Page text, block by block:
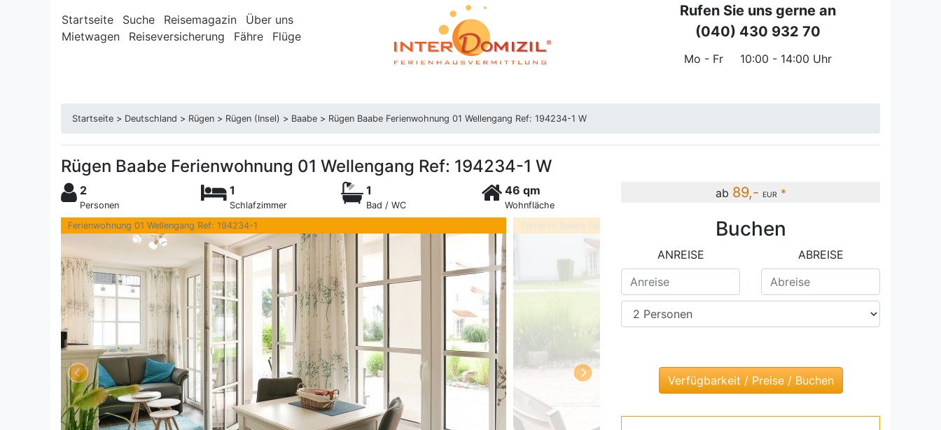
Startseite Suche Reisemagazin
Über uns
Mietwagen
Reiseversicherung Fähre Flüge
Rufen Sie uns gerne an
(040) 430 932 70
Mo - Fr 10:00 - 14:00 Uhr
Startseite > Deutschland > Rügen > Rügen (Insel) > Baabe > Rügen Baabe Ferienwohnung 01 Wellengang Ref: 194234-1 W
Rügen Baabe Ferienwohnung 01 Wellengang Ref: 194234-1 W
2
Personen
1
Schlafzimmer
1
Bad / WC
46 qm
Wohnfläche
ab 89,- EUR *
Ferienwohnung 01 Wellengang Ref: 194234-1 Terrasse Baabe Ferienwohnung 01 Wellengang Ref: 194234-1
Buchen
ANREISE ABREISE